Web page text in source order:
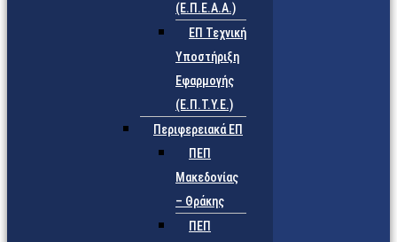
(Ε.Π.Ε.Α.Α.)
ΕΠ Τεχνική
Υποστήριξη
Εφαρμογής
(Ε.Π.Τ.Υ.Ε.)
Περιφερειακά ΕΠ
ΠΕΠ
Μακεδονίας
– Θράκης
ΠΕΠ